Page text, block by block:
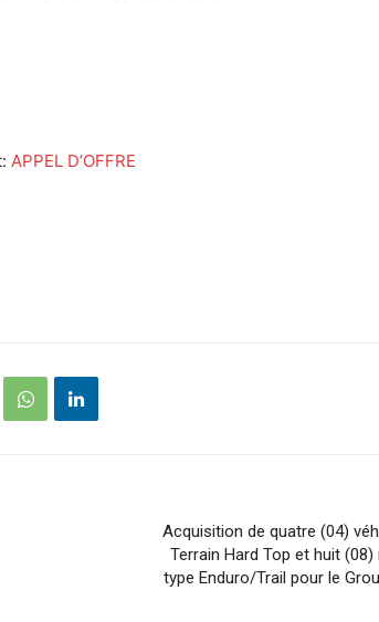
APPEL D’OFFRE
Acquisition de quatre (04)
Terrain Hard Top et huit
type Enduro/Trail pour le